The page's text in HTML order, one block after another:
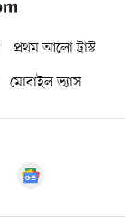
প্রথম আলো ট্রাস্ট
মোবাইল ভ্যাস